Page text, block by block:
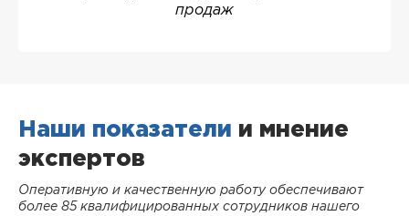
продаж
Наши показатели и мнение
экспертов
Оперативную и качественную работу обеспечивают
более 85 квалифицированных сотрудников нашего